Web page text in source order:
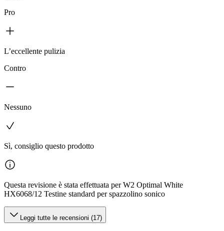
Pro
L’eccellente pulizia
Contro
Nessuno
Sì, consiglio questo prodotto
Questa revisione è stata effettuata per W2 Optimal White
HX6068/12 Testine standard per spazzolino sonico
Leggi tutte le recensioni (17)